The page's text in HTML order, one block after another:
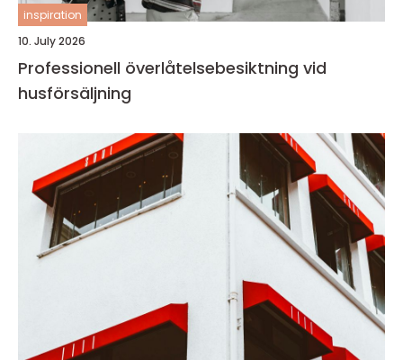
inspiration
10. July 2026
Professionell överlåtelsebesiktning vid
husförsäljning